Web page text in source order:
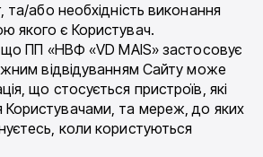
та/або необхідність виконання
якого є Користувач.
ПП «НВФ «VD MAIS» застосовує
відвідуванням Сайту може
що стосується пристроїв, які
Користувачами, та мереж, до яких
коли користуються